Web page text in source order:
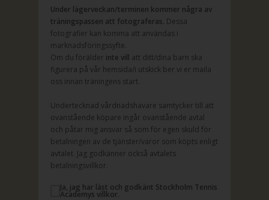
Under lägerveckan/terminen kommer några av
träningspassen att fotograferas. Dessa
fotografier kan komma att användas i
marknadsföringssyfte.
Om du förälder inte vill att ditt/dina barn ska
figurera på vår hemsida/i utskick ber vi er maila
oss innan träningens start.
Undertecknad vårdnadshavare samtycker till att
ovanstående köpare ingår ovanstående avtal
och påtar mig ansvar så som för egen skuld för
betalningen av de tjänster/varor som köpts enligt
avtalet. Jag godkänner också avtalets
betalningsvillkor.
Ja, jag har läst och godkänt Stockholm Tennis
Academys villkor.